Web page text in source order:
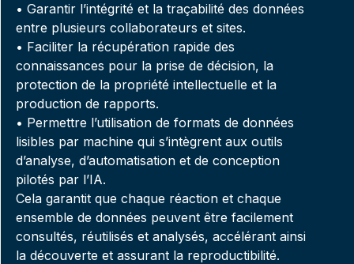
• Garantir l’intégrité et la traçabilité des données
entre plusieurs collaborateurs et sites.
• Faciliter la récupération rapide des
connaissances pour la prise de décision, la
protection de la propriété intellectuelle et la
production de rapports.
• Permettre l’utilisation de formats de données
lisibles par machine qui s’intègrent aux outils
d’analyse, d’automatisation et de conception
pilotés par l’IA.
Cela garantit que chaque réaction et chaque
ensemble de données peuvent être facilement
consultés, réutilisés et analysés, accélérant ainsi
la découverte et assurant la reproductibilité.